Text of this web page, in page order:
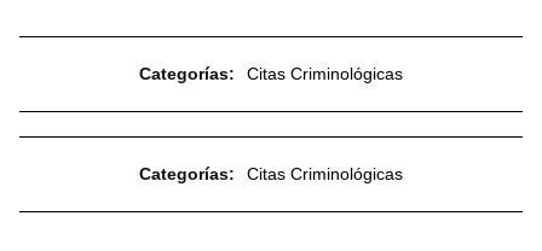
Categorías: Citas Criminológicas
Categorías: Citas Criminológicas